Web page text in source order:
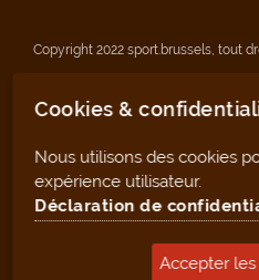
Copyright 2022 sport.brussels, tout
Mentions légales
Déclaration de confidentialité
Plan du site
Outil de gestion (pour les clubs et
Cookies &
Nous utilisons des cookies
expérience utilisateur.
Déclaration de
Accepter